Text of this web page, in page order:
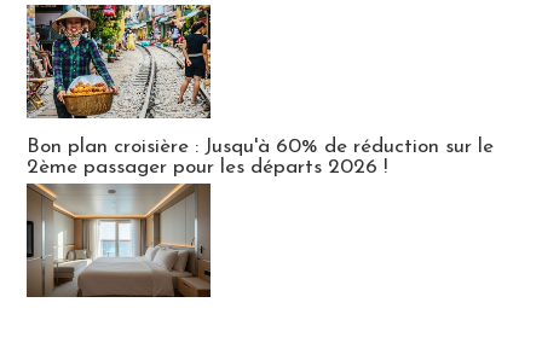
Bon plan croisière : Jusqu'à 60% de réduction sur le
2ème passager pour les départs 2026 !